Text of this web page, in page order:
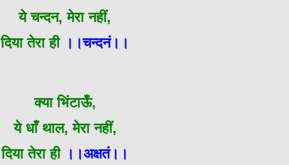
ये चन्दन, मेरा नहीं,
दिया तेरा ही ।।चन्दनं।।
क्या भिंटाऊँ,
ये धाँ थाल, मेरा नहीं,
दिया तेरा ही ।।अक्षतं।।